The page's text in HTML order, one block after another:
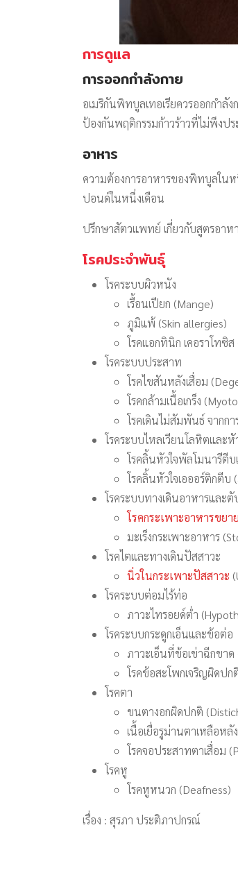
การดูแล
การออกกำลังกาย
อเมริกันพิทบูลเทอเรียควรออกกำ
ป้องกันพฤติกรรมก้าวร้าวที่ไม่พึงป
อาหาร
ความต้องการอาหารของพิทบูลใน
ปอนด์ในหนึ่งเดือน
ปรึกษาสัตวแพทย์ เกี่ยวกับสูตรอาห
โรคประจำพันธุ์
โรคระบบผิวหนัง
เรื้อนเปียก (Mange)
ภูมิแพ้ (Skin allergies)
โรคแอกทินิก เคอราโทซิ
โรคระบบประสาท
โรคไขสันหลังเสื่อม
โรคกล้ามเนื้อเกร็ง
โรคเดินไม่สัมพันธ์ จากก
โรคระบบไหลเวียนโลหิตและหั
โรคลิ้นหัวใจพัลโมนารีตี
โรคลิ้นหัวใจเอออร์ติกตีบ
โรคระบบทางเดินอาหารและตั
โรคกระเพาะอาหารขย
มะเร็งกระเพาะอาหาร
โรคไตและทางเดินปัสสาวะ
นิ่วในกระเพาะปัสสาวะ
โรคระบบต่อมไร้ท่อ
ภาวะไทรอยด์ต่ำ
โรคระบบกระดูกเอ็นและข้อต่อ
ภาวะเอ็นที่ข้อเข่าฉีกขา
โรคข้อสะโพกเจริญผิดปก
โรคตา
ขนตางอกผิดปกติ
เนื้อเยื่อรูม่านตาเหลือห
โรคจอประสาทตาเสื่อม
โรคหู
โรคหูหนวก (Deafness)
เรื่อง : สุรภา ประติภาปกรณ์